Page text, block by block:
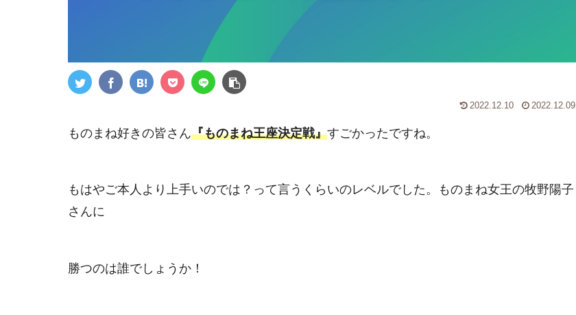
2022.12.10 2022.12.09
ものまね好きの皆さん『ものまね王座決定戦』すごかったですね。
もはやご本人より上手いのでは？って言うくらいのレベルでした。ものまね女王の牧野陽子
さんに
勝つのは誰でしょうか！